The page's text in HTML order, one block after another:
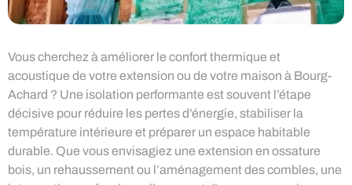
Vous cherchez à améliorer le confort thermique et
acoustique de votre extension ou de votre maison à Bourg-
Achard ? Une isolation performante est souvent l’étape
décisive pour réduire les pertes d’énergie, stabiliser la
température intérieure et préparer un espace habitable
durable. Que vous envisagiez une extension en ossature
bois, un rehaussement ou l’aménagement des combles, une